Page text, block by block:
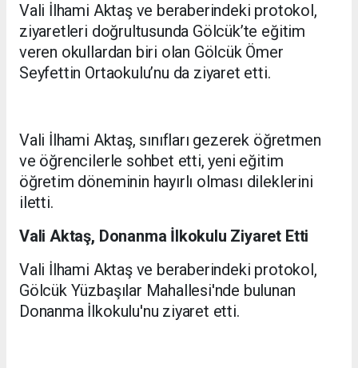
Vali İlhami Aktaş ve beraberindeki protokol,
ziyaretleri doğrultusunda Gölcük’te eğitim
veren okullardan biri olan Gölcük Ömer
Seyfettin Ortaokulu’nu da ziyaret etti.
Vali İlhami Aktaş, sınıfları gezerek öğretmen
ve öğrencilerle sohbet etti, yeni eğitim
öğretim döneminin hayırlı olması dileklerini
iletti.
Vali Aktaş, Donanma İlkokulu Ziyaret Etti
Vali İlhami Aktaş ve beraberindeki protokol,
Gölcük Yüzbaşılar Mahallesi'nde bulunan
Donanma İlkokulu'nu ziyaret etti.